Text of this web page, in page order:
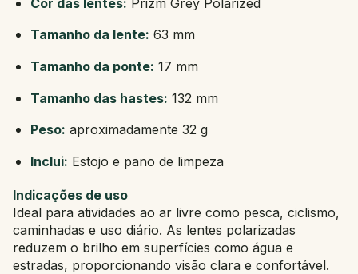
Tamanho da lente: 63 mm
Tamanho da ponte: 17 mm
Tamanho das hastes: 132 mm
Peso: aproximadamente 32 g
Inclui: Estojo e pano de limpeza
Indicações de uso
Ideal para atividades ao ar livre como pesca, ciclismo,
caminhadas e uso diário. As lentes polarizadas
reduzem o brilho em superfícies como água e
estradas, proporcionando visão clara e confortável.